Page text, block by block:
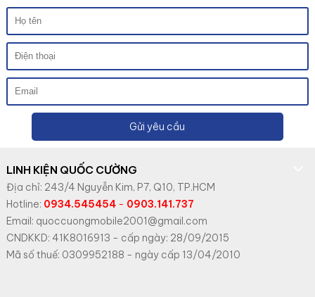
Gửi yêu cầu
LINH KIỆN QUỐC CƯỜNG
Địa chỉ: 243/4 Nguyễn Kim, P7, Q10, TP.HCM
Hotline: 0934.545454- 0903.141.737
Email: quoccuongmobile2001@gmail.com
CNDKKD: 41K8016913 - cấp ngày: 28/09/2015
Mã số thuế: 0309952188 - ngày cấp 13/04/2010